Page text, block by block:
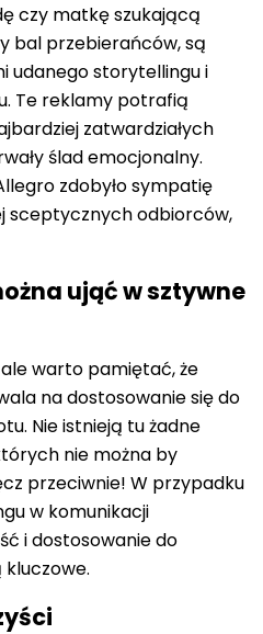
czy matkę szukającą
bal przebierańców, są
udanego storytellingu i
Te reklamy potrafią
zatwardziałych
ślad emocjonalny.
zdobyło sympatię
sceptycznych odbiorców,
ująć w sztywne
warto pamiętać, że
na dostosowanie się do
Nie istnieją tu żadne
nie można by
przeciwnie! W przypadku
w komunikacji
i dostosowanie do